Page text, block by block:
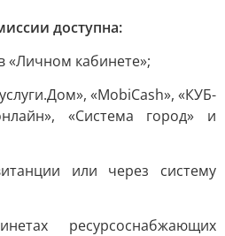
доступна:
«Личном кабинете»;
«MobiCash», «КУБ-
«Система город» и
или через систему
ресурсоснабжающих